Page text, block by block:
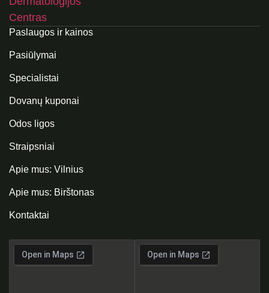
Paslaugos ir kainos
Pasiūlymai
Specialistai
Dovanų kuponai
Odos ligos
Straipsniai
Apie mus: Vilnius
Apie mus: Birštonas
Kontaktai